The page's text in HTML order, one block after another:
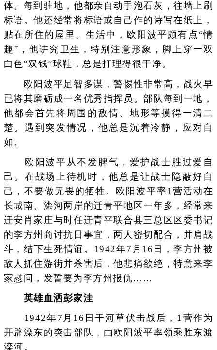
体。每到驻地，他都亲自动手泡石灰，往墙上刷
标语。他还经常将标语或自己作的诗写在纸上，
贴在所住的屋里。生活中，欧阳波平颇有点“情
趣”，他讲究卫生，特别注意形象，脚上穿一双
白色“双钱”球鞋，总是打理得很干净。
欧阳波平足智多谋，警惕性非常高，战火早
已将其磨砺成一名优秀指挥员。部队每到一地，
他都会首先将周围的敌情、地形等摸得一清二
楚。遇到突发情况，他总是沉着冷静，应对自
如。
欧阳波平从不发脾气，爱护战士胜过爱自
己。在战场上待机时，他总是让战士隐蔽好自
己，不要做无畏的牺牲。欧阳波平率1营活动在
长城南、滦河两岸的迁青平地区一年多，经常来
迁安肖家庄与时任迁青平联合县三总区区委书记
的李方州商讨抗日事宜，两人密切配合，并肩战
斗，结下生死情谊。1942年7月16日，李方州被
敌人抓住游街并杀害后，他悲痛欲绝，特意来李
家慰问，发誓要为李方州报仇……
英雄血洒彭家洼
1942年7月16日干河草伏击战后，1营作为
开辟滦东的突击部队，由欧阳波平率领乘胜东渡
滦河。